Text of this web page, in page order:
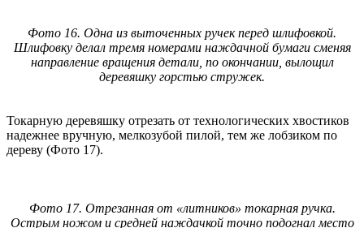
Фото 16. Одна из выточенных ручек перед шлифовкой.
Шлифовку делал тремя номерами наждачной бумаги сменяя
направление вращения детали, по окончании, вылощил
деревяшку горстью стружек.
Токарную деревяшку отрезать от технологических хвостиков
надежнее вручную, мелкозубой пилой, тем же лобзиком по
дереву (Фото 17).
Фото 17. Отрезанная от «литников» токарная ручка.
Острым ножом и средней наждачкой точно подогнал место